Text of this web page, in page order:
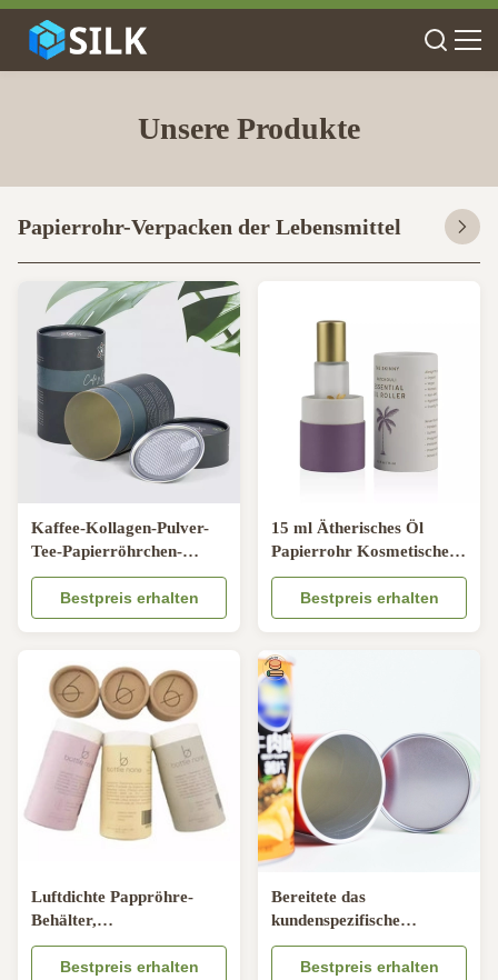
Unsere Produkte
Papierrohr-Verpacken der Lebensmittel
Kaffee-Kollagen-Pulver-
Tee-Papierröhrchen-
Verpackung luftdichter
abziehbarer Deckel in
Lebensmittelqualität
Bestpreis erhalten
15 ml Ätherisches Öl
Papierrohr Kosmetische
Roller Flaschenbehälter
Verpackung
Bestpreis erhalten
Luftdichte Pappröhre-
Behälter,
kundenspezifische
Drucksache-Rohre
Bestpreis erhalten
Bereitete das
kundenspezifische
Pappröhre-Verpacken
PMS ODM auf, das
Bestpreis erhalten